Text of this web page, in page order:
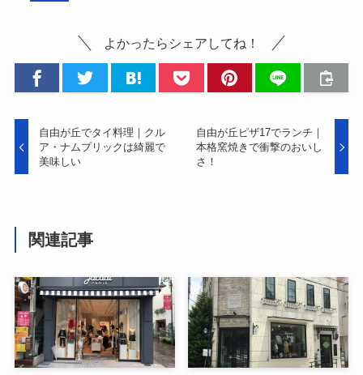
よかったらシェアしてね！
自由が丘でタイ料理｜クル
ア・ナムプリックは綺麗で
美味しい
自由が丘ピザ17でランチ｜
本格窯焼きで衝撃のおいし
さ！
関連記事